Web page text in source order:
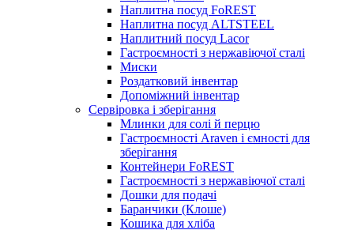
Наплитна посуд FoREST
Наплитна посуд ALTSTEEL
Наплитний посуд Lacor
Гастроємності з нержавіючої сталі
Миски
Роздатковий інвентар
Допоміжний інвентар
Сервіровка і зберігання
Млинки для солі й перцю
Гастроємності Araven і ємності для
зберігання
Контейнери FoREST
Гастроємності з нержавіючої сталі
Дошки для подачі
Баранчики (Клоше)
Кошика для хліба